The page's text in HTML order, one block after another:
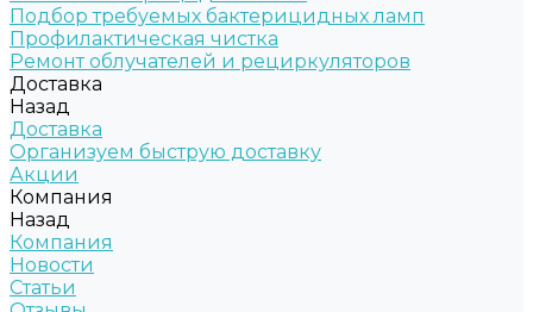
Подбор требуемых бактерицидных ламп
Профилактическая чистка
Ремонт облучателей и рециркуляторов
Доставка
Назад
Доставка
Организуем быструю доставку
Акции
Компания
Назад
Компания
Новости
Статьи